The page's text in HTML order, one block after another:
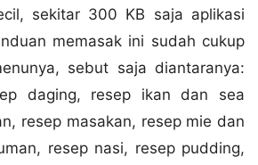
sekitar 300 KB saja aplikasi
memasak ini sudah cukup
sebut saja diantaranya:
daging, resep ikan dan sea
resep masakan, resep mie dan
resep nasi, resep pudding,